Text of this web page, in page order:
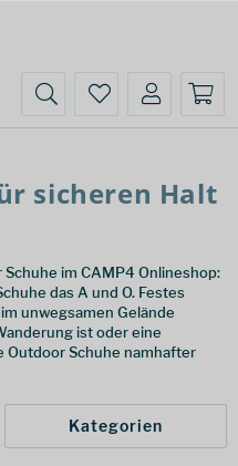
sicheren Halt
im CAMP4 Onlineshop:
das A und O. Festes
unwegsamen Gelände
ist oder eine
Outdoor Schuhe namhafter
Kategorien